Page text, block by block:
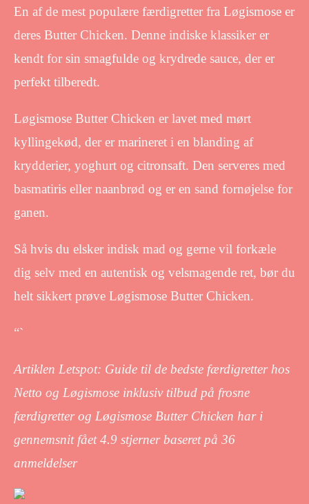
En af de mest populære færdigretter fra Løgismose er
deres Butter Chicken. Denne indiske klassiker er
kendt for sin smagfulde og krydrede sauce, der er
perfekt tilberedt.
Løgismose Butter Chicken er lavet med mørt
kyllingekød, der er marineret i en blanding af
krydderier, yoghurt og citronsaft. Den serveres med
basmatiris eller naanbrød og er en sand fornøjelse for
ganen.
Så hvis du elsker indisk mad og gerne vil forkæle
dig selv med en autentisk og velsmagende ret, bør du
helt sikkert prøve Løgismose Butter Chicken.
“`
Artiklen Letspot: Guide til de bedste færdigretter hos
Netto og Løgismose inklusiv tilbud på frosne
færdigretter og Løgismose Butter Chicken har i
gennemsnit fået4.9 stjerner baseret på 36
anmeldelser